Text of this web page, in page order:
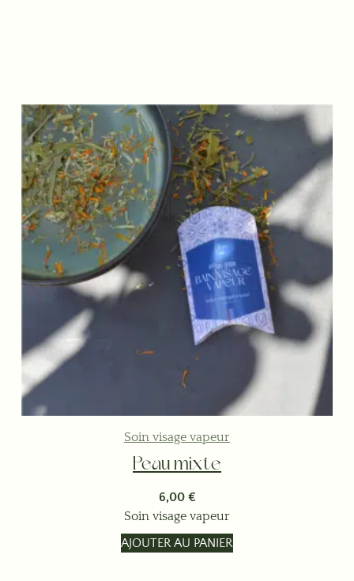
Soin visage vapeur
Peau mixte
6,00 €
Soin visage vapeur
AJOUTER AU PANIER